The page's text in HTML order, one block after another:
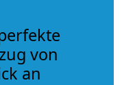
von
an